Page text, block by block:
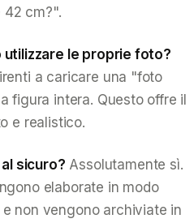
cm?".
utilizzare le proprie foto?
a caricare una "foto
figura intera. Questo offre il
e realistico.
sicuro? Assolutamente sì.
elaborate in modo
non vengono archiviate in